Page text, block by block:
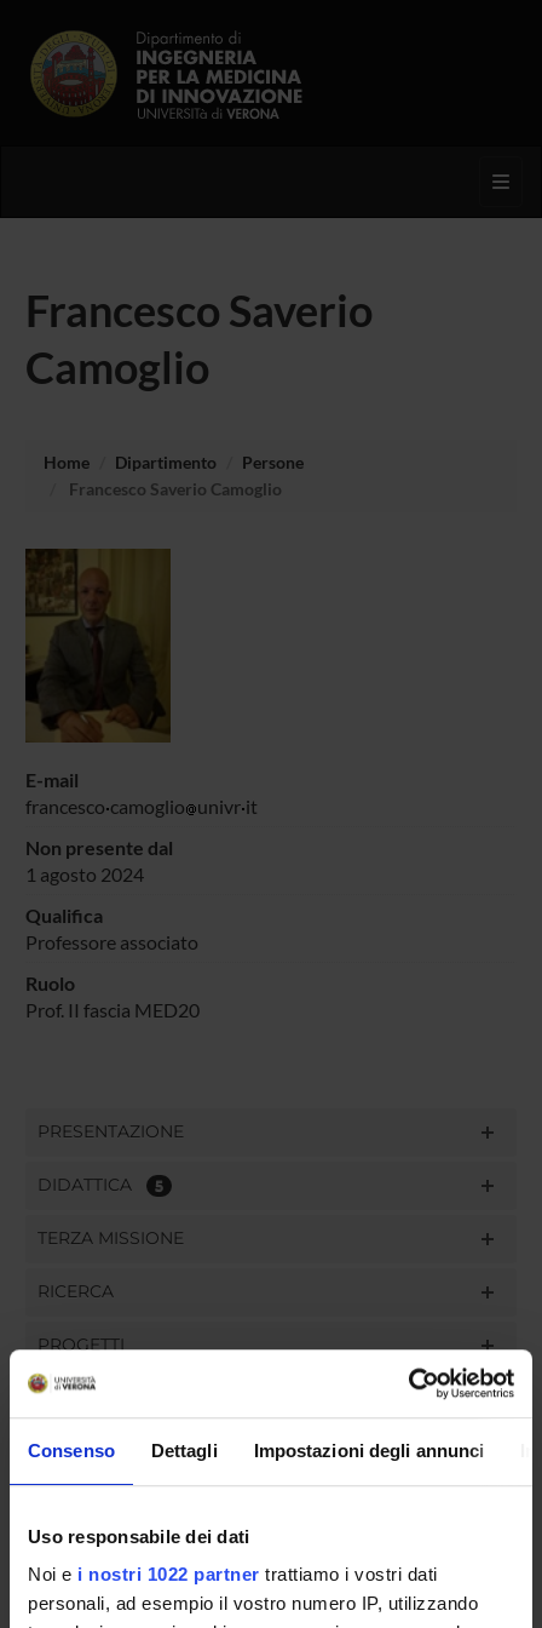
Consenso Dettagli Impostazioni degli annunci
Uso responsabile dei dati
Noi e i nostri 1022 partner trattiamo i vostri dati
personali, ad esempio il vostro numero IP, utilizzando
Francesco Saverio
Camoglio
Home Dipartimento
Persone
Francesco Saverio Camoglio
E-mail
francesco camoglio univr it
Non presente dal
1 agosto 2024
Qualifica
Professore associato
Ruolo
Prof. II fascia MED20
PRESENTAZIONE
DIDATTICA 5
TERZA MISSIONE
RICERCA
PROGETTI
PUBBLICAZIONI
INCARICHI
ORGANIZZAZIONE